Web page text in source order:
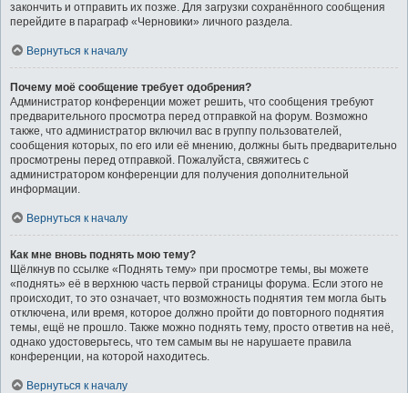
закончить и отправить их позже. Для загрузки сохранённого сообщения
перейдите в параграф «Черновики» личного раздела.
Вернуться к началу
Почему моё сообщение требует одобрения?
Администратор конференции может решить, что сообщения требуют
предварительного просмотра перед отправкой на форум. Возможно
также, что администратор включил вас в группу пользователей,
сообщения которых, по его или её мнению, должны быть предварительно
просмотрены перед отправкой. Пожалуйста, свяжитесь с
администратором конференции для получения дополнительной
информации.
Вернуться к началу
Как мне вновь поднять мою тему?
Щёлкнув по ссылке «Поднять тему» при просмотре темы, вы можете
«поднять» её в верхнюю часть первой страницы форума. Если этого не
происходит, то это означает, что возможность поднятия тем могла быть
отключена, или время, которое должно пройти до повторного поднятия
темы, ещё не прошло. Также можно поднять тему, просто ответив на неё,
однако удостоверьтесь, что тем самым вы не нарушаете правила
конференции, на которой находитесь.
Вернуться к началу